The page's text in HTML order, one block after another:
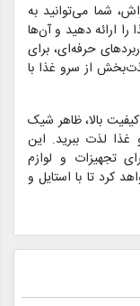
شما می‌توانید به
ارائه دهید و آن‌ها
حرفه‌ای، برای
از سرو غذا با
بالا، ظاهر شیک
غذا لذت ببرید. این
تجهیزات و لوازم
کرد تا با استایل و